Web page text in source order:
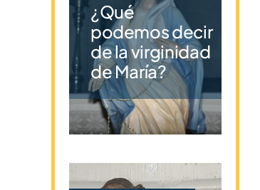
¿Qué
podemos decir
de la virginidad
de María?